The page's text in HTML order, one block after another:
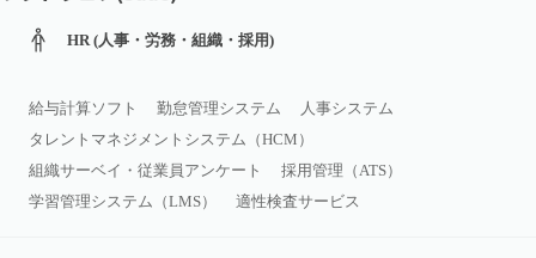
HR (人事・労務・組織・採用)
給与計算ソフト 勤怠管理システム
人事システム
タレントマネジメントシステム（HCM）
組織サーベイ・従業員アンケート
採用管理（ATS）
学習管理システム（LMS）
適性検査サービス